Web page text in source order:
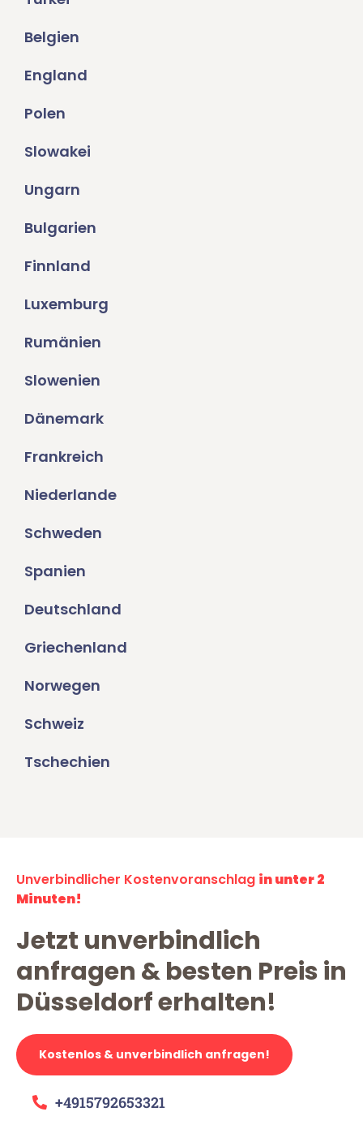
Belgien
England
Polen
Slowakei
Ungarn
Bulgarien
Finnland
Luxemburg
Rumänien
Slowenien
Dänemark
Frankreich
Niederlande
Schweden
Spanien
Deutschland
Griechenland
Norwegen
Schweiz
Tschechien
Unverbindlicher Kostenvoranschlag in unter 2
Minuten!
Jetzt unverbindlich
anfragen & besten Preis in
Düsseldorf erhalten!
Kostenlos & unverbindlich anfragen!
+4915792653321